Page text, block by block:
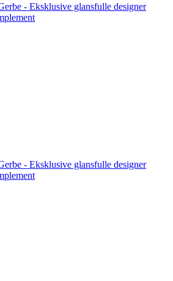
- Eksklusive glansfulle designer
- Eksklusive glansfulle designer